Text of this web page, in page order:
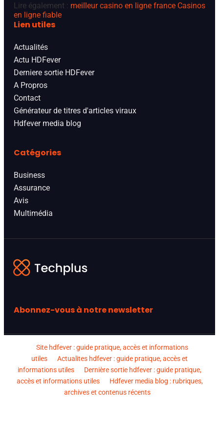
Lire également : meilleur casino en ligne france Casinos
en ligne fiable
Lien utiles
Actualités
Actu HDFever
Derniere sortie HDFever
A Propros
Contact
Générateur de titres d'articles viraux
Hdfever media blog
Catégories
Business
Assurance
Avis
Multimédia
Abonnez-vous à notre newsletter
Site hdfever : guide pratique, accès et informations
utiles
Actualites hdfever : guide pratique, accès et
informations utiles
Dernière sortie hdfever : guide pratique,
accès et informations utiles
Hdfever media blog : rubriques,
archives et contenus récents